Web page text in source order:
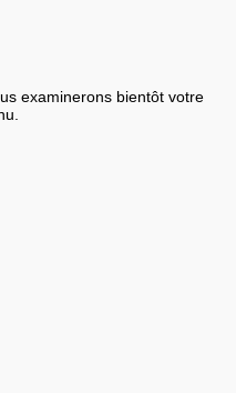
examinerons bientôt votre